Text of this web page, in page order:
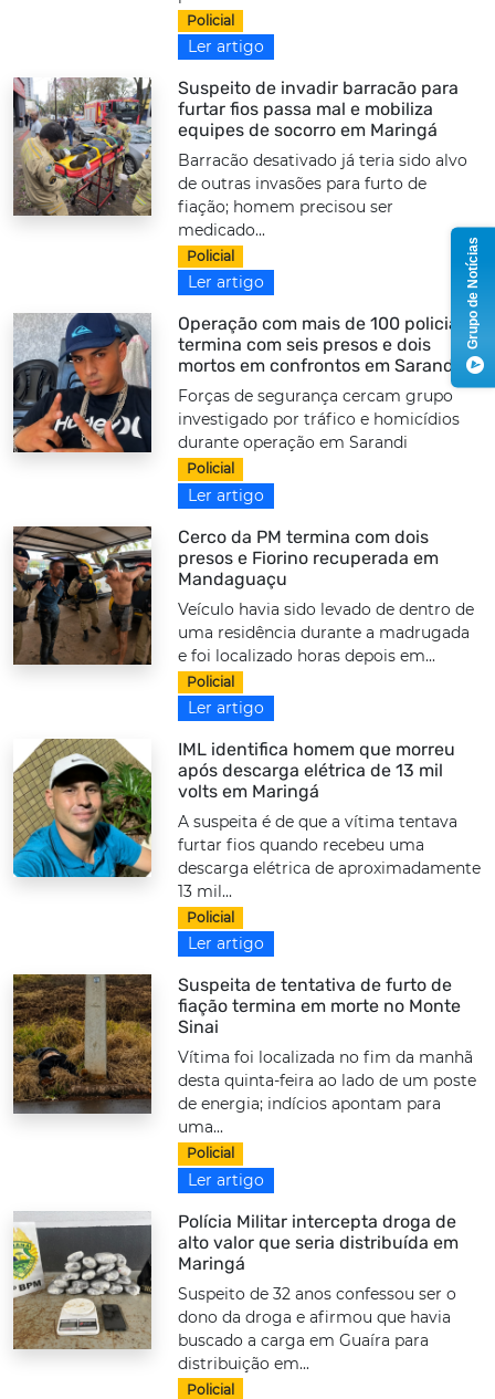
Policial
Ler artigo
Suspeito de invadir barracão para
furtar fios passa mal e mobiliza
equipes de socorro em Maringá
Barracão desativado já teria sido alvo
de outras invasões para furto de
fiação; homem precisou ser
medicado...
Policial
Ler artigo
Operação com mais de 100 policiais
termina com seis presos e dois
mortos em confrontos em Sarandi
Forças de segurança cercam grupo
investigado por tráfico e homicídios
durante operação em Sarandi
Policial
Ler artigo
Cerco da PM termina com dois
presos e Fiorino recuperada em
Mandaguaçu
Veículo havia sido levado de dentro de
uma residência durante a madrugada
e foi localizado horas depois em...
Policial
Ler artigo
IML identifica homem que morreu
após descarga elétrica de 13 mil
volts em Maringá
A suspeita é de que a vítima tentava
furtar fios quando recebeu uma
descarga elétrica de aproximadamente
13 mil...
Policial
Ler artigo
Suspeita de tentativa de furto de
fiação termina em morte no Monte
Sinai
Vítima foi localizada no fim da manhã
desta quinta-feira ao lado de um poste
de energia; indícios apontam para
uma...
Policial
Ler artigo
Polícia Militar intercepta droga de
alto valor que seria distribuída em
Maringá
Suspeito de 32 anos confessou ser o
dono da droga e afirmou que havia
buscado a carga em Guaíra para
distribuição em...
Policial
Grupo de Notícias